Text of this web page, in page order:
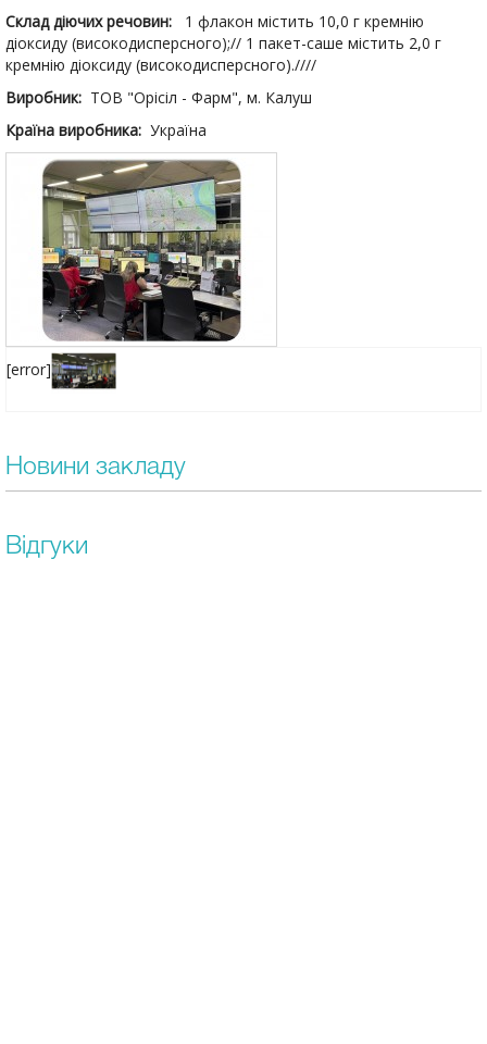
Склад діючих речовин:  1 флакон містить 10,0 г кремнію
діоксиду (високодисперсного);// 1 пакет-саше містить 2,0 г
кремнію діоксиду (високодисперсного).////
Виробник: ТОВ "Орісіл - Фарм", м. Калуш
Країна виробника: Україна
[error]
Новини закладу
Відгуки